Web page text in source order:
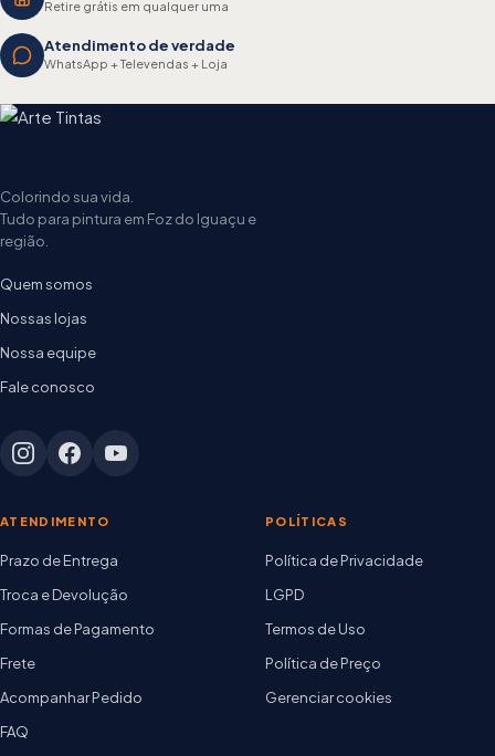
Retire grátis em qualquer uma
Atendimento de verdade
WhatsApp + Televendas + Loja
Colorindo sua vida.
Tudo para pintura em Foz do Iguaçu e
região.
Quem somos
Nossas lojas
Nossa equipe
Fale conosco
ATENDIMENTO
Prazo de Entrega
Troca e Devolução
Formas de Pagamento
Frete
Acompanhar Pedido
FAQ
POLÍTICAS
Política de Privacidade
LGPD
Termos de Uso
Política de Preço
Gerenciar cookies